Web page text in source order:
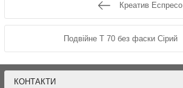
Креатив Еспресо
Подвійне Т 70 без фаски Сірий
КОНТАКТИ